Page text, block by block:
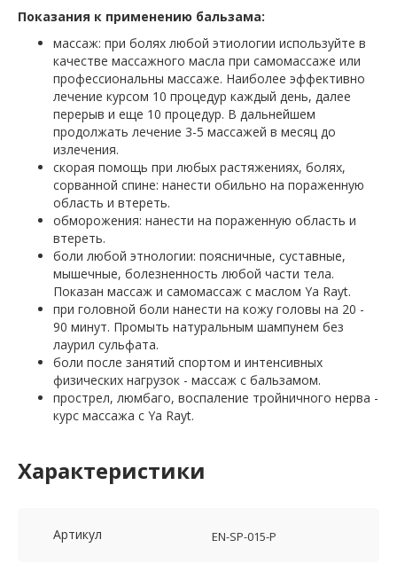
Показания к применению бальзама:
массаж: при болях любой этиологии используйте в
качестве массажного масла при самомассаже или
профессиональны массаже. Наиболее эффективно
лечение курсом 10 процедур каждый день, далее
перерыв и еще 10 процедур. В дальнейшем
продолжать лечение 3-5 массажей в месяц до
излечения.
скорая помощь при любых растяжениях, болях,
сорванной спине: нанести обильно на пораженную
область и втереть.
обморожения: нанести на пораженную область и
втереть.
боли любой этнологии: поясничные, суставные,
мышечные, болезненность любой части тела.
Показан массаж и самомассаж с маслом Ya Rayt.
при головной боли нанести на кожу головы на 20 -
90 минут. Промыть натуральным шампунем без
лаурил сульфата.
боли после занятий спортом и интенсивных
физических нагрузок - массаж с бальзамом.
прострел, люмбаго, воспаление тройничного нерва -
курс массажа с Ya Rayt.
Характеристики
Артикул EN-SP-015-P